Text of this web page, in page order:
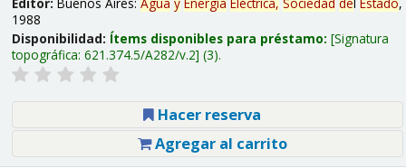
1988
Disponibilidad: Ítems disponibles para préstamo: Signatura
topográfica: 621.374.5/A282/v.2 (3).
Hacer reserva
Agregar al carrito